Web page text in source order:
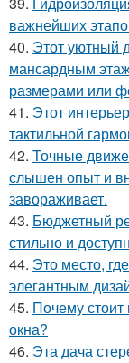
важнейших
40. Этот уютный
мансардным
размерами или
41. Этот
тактильной
42. Точные
слышен опыт и
завораживает.
43. Бюджетный
стильно и
44. Это место,
элегантным
45. Почему стоит
окна?
46. Эта дача